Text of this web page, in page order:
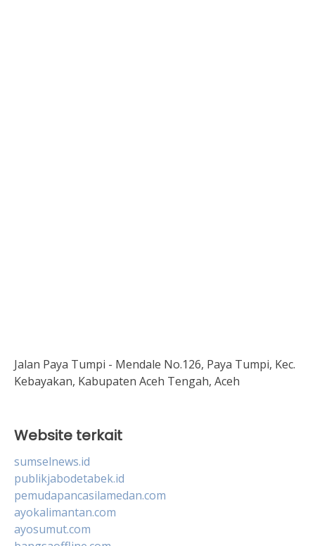
Jalan Paya Tumpi - Mendale No.126, Paya Tumpi, Kec.
Kebayakan, Kabupaten Aceh Tengah, Aceh
Website terkait
sumselnews.id
publikjabodetabek.id
pemudapancasilamedan.com
ayokalimantan.com
ayosumut.com